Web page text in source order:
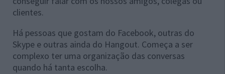
clientes.
Há pessoas que gostam do Facebook, outras do
Skype e outras ainda do Hangout. Começa a ser
complexo ter uma organização das conversas
quando há tanta escolha.